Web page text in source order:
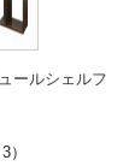
ールシェルフ
3）